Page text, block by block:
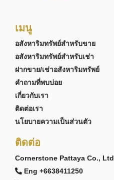
เมนู
อสังหาริมทรัพย์สำหรับขาย
อสังหาริมทรัพย์สำหรับเช่า
ฝากขาย/เช่าอสังหาริมทรัพย์
คำถามที่พบบ่อย
เกี่ยวกับเรา
ติดต่อเรา
นโยบายความเป็นส่วนตัว
ติดต่อ
Cornerstone Pattaya Co., Ltd
Eng +6638411250